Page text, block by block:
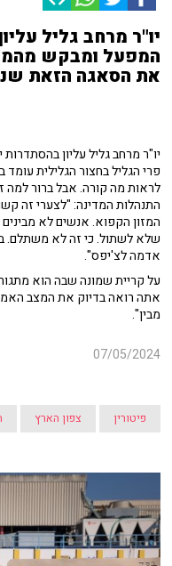
יו"ר מרחב גליל
המפעל ומבקש
את הסאגה הזאת
יו"ר מרחב גליל עליון
פרי הגליל בחצור הגלילית
לראות מה קורה. אבל ברור למה
התנהלות המדינה: "לצערי זה
המזון הקפוא. אנשים לא
שלא לשתול. כי זה לא משתלם.
אדמה לצ'יפס".
על קריית שמונה שבה הוא
אתה רואה בדיוק את המצב
מבין".
07/05/2024
פיטורין צפון הארץ